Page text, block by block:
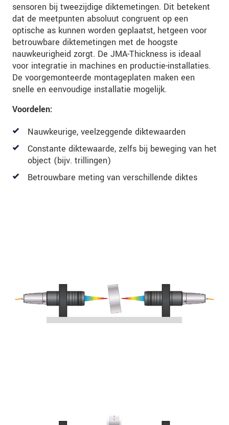
sensoren bij tweezijdige diktemetingen. Dit betekent
dat de meetpunten absoluut congruent op een
optische as kunnen worden geplaatst, hetgeen voor
betrouwbare diktemetingen met de hoogste
nauwkeurigheid zorgt. De JMA-Thickness is ideaal
voor integratie in machines en productie-installaties.
De voorgemonteerde montageplaten maken een
snelle en eenvoudige installatie mogelijk.
Voordelen:
Nauwkeurige, veelzeggende diktewaarden
Constante diktewaarde, zelfs bij beweging van het
object (bijv. trillingen)
Betrouwbare meting van verschillende diktes